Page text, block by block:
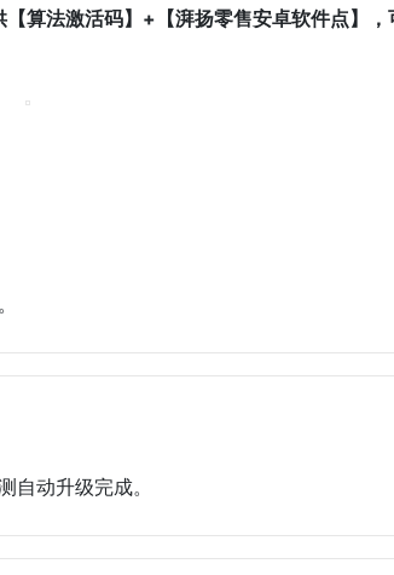
算法激活码】+【湃扬零售安卓软件点】，
自动升级完成。